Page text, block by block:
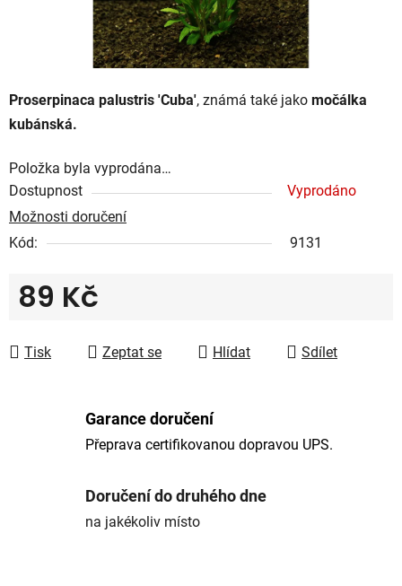
Proserpinaca palustris 'Cuba', známá také jako močálka
kubánská.
Položka byla vyprodána…
Dostupnost
Vyprodáno
Možnosti doručení
Kód:
9131
89 Kč
Tisk
Zeptat se Hlídat Sdílet
Garance doručení
Přeprava certifikovanou dopravou UPS.
Doručení do druhého dne
na jakékoliv místo